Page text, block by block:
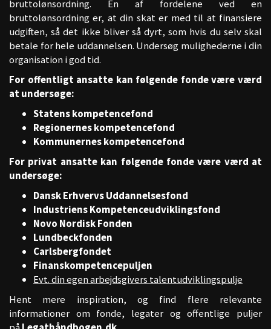
bruttolønsordning. En af fordelene ved en
bruttolønsordning er, at din skat er med til at finansiere
udgiften, så det ikke bliver så dyrt, som hvis du selv skal
betale for hele uddannelsen. Undersøg mulighederne i din
organisation i god tid.
For offentligt ansatte kan følgende fonde være værd
at undersøge:
Statens kompetencefond
Regionernes kompetencefond
Kommunernes kompetencefond
For privat ansatte kan følgende fonde være værd at
undersøge:
Dansk Erhvervs Uddannelsesfond
Industriens Kompetenceudviklingsfond
Novo Nordisk Fonden
Lundbeckfonden
Carlsbergfondet
Finanskompetencepuljen
Evt. din egen arbejdsgivers talentudviklingspulje
Hent mere inspiration, og find flere relevante
informationer om fonde, legater og offentlige puljer